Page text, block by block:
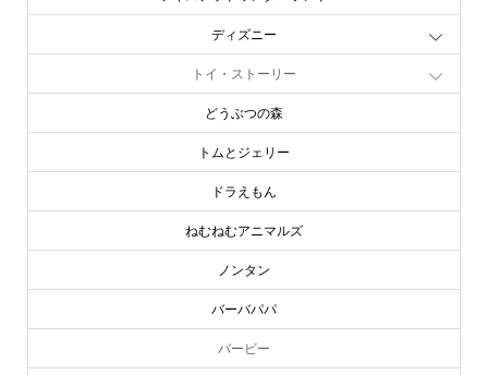
ツイステッドワンダーランド
ディズニー
トイ・ストーリー
どうぶつの森
トムとジェリー
ドラえもん
ねむねむアニマルズ
ノンタン
バーバパパ
バービー